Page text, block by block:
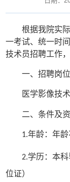
根据我院实
一考试、统一时
技术员招聘工作
一、招聘岗位
医学影像技
二、条件及
1.年龄：年
2.学历：本
位证）